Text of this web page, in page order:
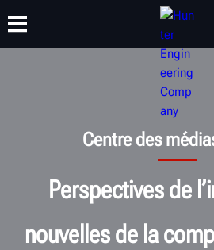
Centre des
Perspectives de
nouvelles de la